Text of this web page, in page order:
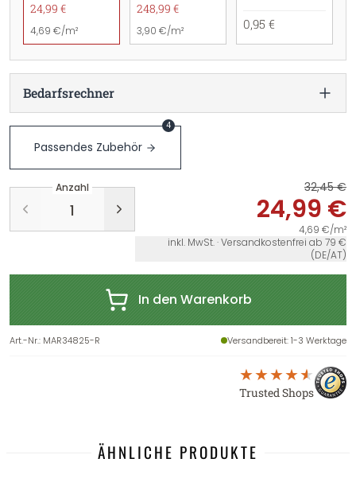
24,99 €
4,69 €/m²
248,99 €
3,90 €/m² 0,95 €
Bedarfsrechner
Passendes Zubehör
4
Anzahl 32,45 €
24,99 €
4,69 €/m²
inkl. MwSt. · Versandkostenfrei ab 79 €
(DE/AT)
In den Warenkorb
Art.-Nr.: MAR34825-R Versandbereit: 1-3 Werktage
Trusted Shops
ÄHNLICHE PRODUKTE